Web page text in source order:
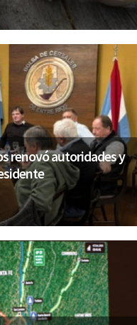
renovó autoridades y